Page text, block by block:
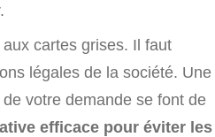
cartes grises. Il faut
légales de la société. Une
votre demande se font de
efficace pour éviter les